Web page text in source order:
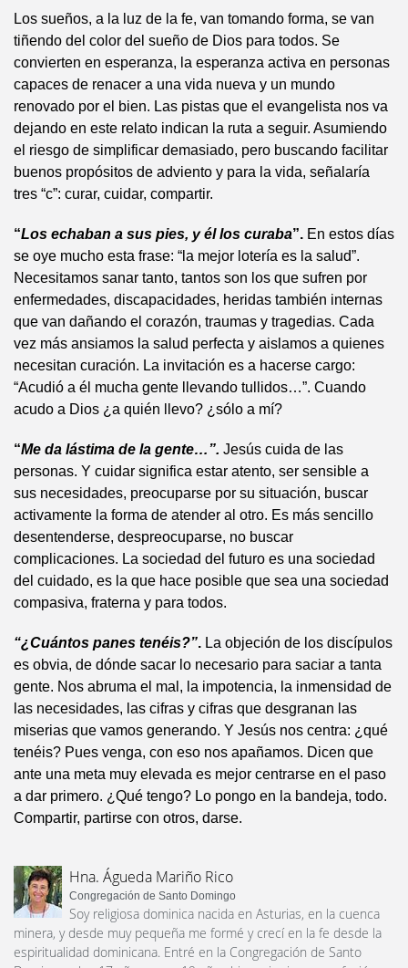
Los sueños, a la luz de la fe, van tomando forma, se van
tiñendo del color del sueño de Dios para todos. Se
convierten en esperanza, la esperanza activa en personas
capaces de renacer a una vida nueva y un mundo
renovado por el bien. Las pistas que el evangelista nos va
dejando en este relato indican la ruta a seguir. Asumiendo
el riesgo de simplificar demasiado, pero buscando facilitar
buenos propósitos de adviento y para la vida, señalaría
tres “c”: curar, cuidar, compartir.
“Los echaban a sus pies, y él los curaba”. En estos días
se oye mucho esta frase: “la mejor lotería es la salud”.
Necesitamos sanar tanto, tantos son los que sufren por
enfermedades, discapacidades, heridas también internas
que van dañando el corazón, traumas y tragedias. Cada
vez más ansiamos la salud perfecta y aislamos a quienes
necesitan curación. La invitación es a hacerse cargo:
“Acudió a él mucha gente llevando tullidos…”. Cuando
acudo a Dios ¿a quién llevo? ¿sólo a mí?
“Me da lástima de la gente…”. Jesús cuida de las
personas. Y cuidar significa estar atento, ser sensible a
sus necesidades, preocuparse por su situación, buscar
activamente la forma de atender al otro. Es más sencillo
desentenderse, despreocuparse, no buscar
complicaciones. La sociedad del futuro es una sociedad
del cuidado, es la que hace posible que sea una sociedad
compasiva, fraterna y para todos.
“¿Cuántos panes tenéis?”. La objeción de los discípulos
es obvia, de dónde sacar lo necesario para saciar a tanta
gente. Nos abruma el mal, la impotencia, la inmensidad de
las necesidades, las cifras y cifras que desgranan las
miserias que vamos generando. Y Jesús nos centra: ¿qué
tenéis? Pues venga, con eso nos apañamos. Dicen que
ante una meta muy elevada es mejor centrarse en el paso
a dar primero. ¿Qué tengo? Lo pongo en la bandeja, todo.
Compartir, partirse con otros, darse.
Hna. Águeda Mariño Rico
Congregación de Santo Domingo
Soy religiosa dominica nacida en Asturias, en la cuenca
minera, y desde muy pequeña me formé y crecí en la fe desde la
espiritualidad dominicana. Entré en la Congregación de Santo